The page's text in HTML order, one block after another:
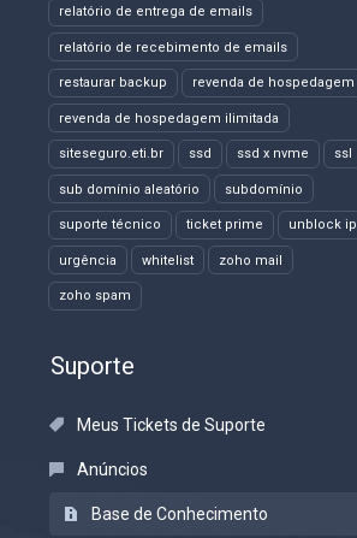
relatório de entrega de emails
relatório de recebimento de emails
restaurar backup revenda de hospedagem
revenda de hospedagem ilimitada
siteseguro.eti.br ssd ssd x nvme ssl
sub domínio aleatório subdomínio
suporte técnico ticket prime unblock ip
urgência whitelist zoho mail
zoho spam
Suporte
Meus Tickets de Suporte
Anúncios
Base de Conhecimento